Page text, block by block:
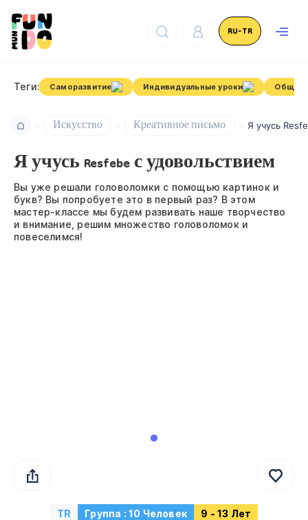
RU-TR
Теги: Саморазвитие Индивидуальные уроки
Искусство Креативное письмо Я учусь
Я учусь Resfebe с удовольствием
Вы уже решали головоломки с помощью картинок и
букв? Вы попробуете это в первый раз? В этом
мастер-классе мы будем развивать наше творчество
и внимание, решим множество головоломок и
повеселимся!
TR Группа : 10 Человек 9 - 13 Лет